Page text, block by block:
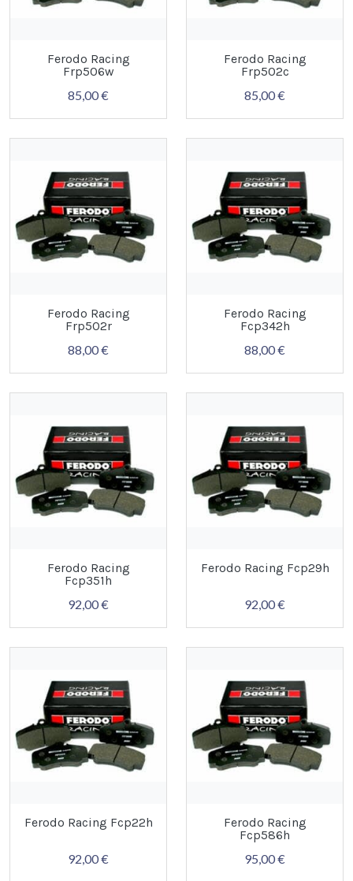
Ferodo Racing
Frp506w
85,00 €
Ferodo Racing
Frp502c
85,00 €
Ferodo Racing
Frp502r
88,00 €
Ferodo Racing
Fcp342h
88,00 €
Ferodo Racing
Fcp351h
92,00 €
Ferodo Racing Fcp29h
92,00 €
Ferodo Racing Fcp22h
92,00 €
Ferodo Racing
Fcp586h
95,00 €